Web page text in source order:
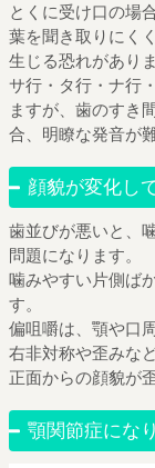
とくに受け口の場
葉を聞き取りにく
生じる恐れがありま
サ行・タ行・ナ行
ますが、歯のすき
合、明瞭な発音が
顔貌が変化し
歯並びが悪いと、
問題になります。
噛みやすい片側ば
す。
偏咀嚼は、顎や口
右非対称や歪みな
正面からの顔貌が
顎関節症にな